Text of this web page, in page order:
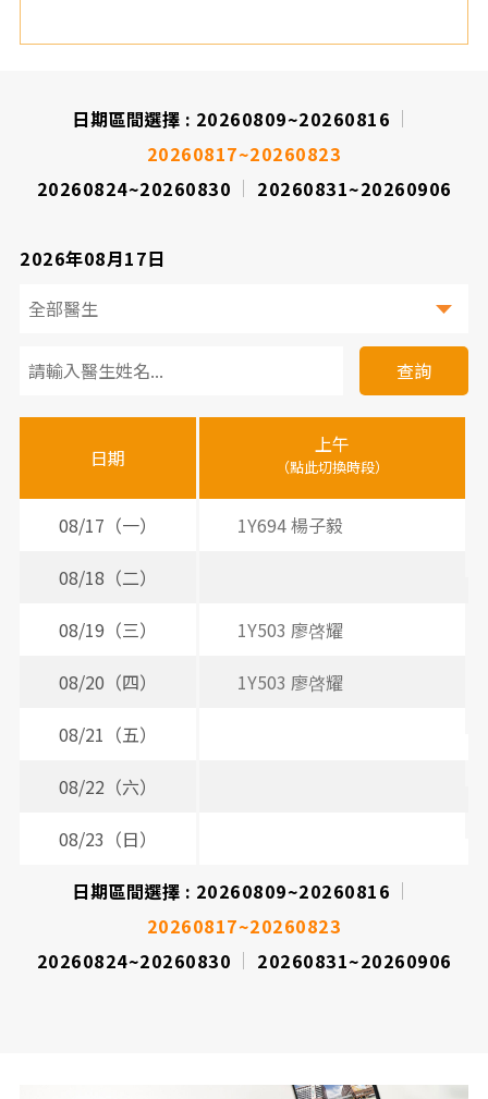
日期區間選擇 : 20260809~20260816
20260817~20260823
20260824~20260830
20260831~20260906
2026年08月17日
診
醫
時
查詢
日期
上午
（點此切換時段）
08/17（一）
1Y694 楊子毅
08/18（二）
08/19（三）
1Y503 廖啓耀
08/20（四）
1Y503 廖啓耀
08/21（五）
08/22（六）
08/23（日）
日期區間選擇 : 20260809~20260816
20260817~20260823
20260824~20260830
20260831~20260906